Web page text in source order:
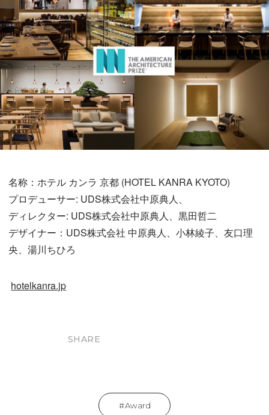
名称：ホテル カンラ 京都 (HOTEL KANRA KYOTO)
プロデューサー: UDS株式会社中原典人、
ディレクター: UDS株式会社中原典人、黒田哲二
デザイナー：UDS株式会社 中原典人、小林綾子、友口理
央、湯川ちひろ
hotelkanra.jp
SHARE
Award